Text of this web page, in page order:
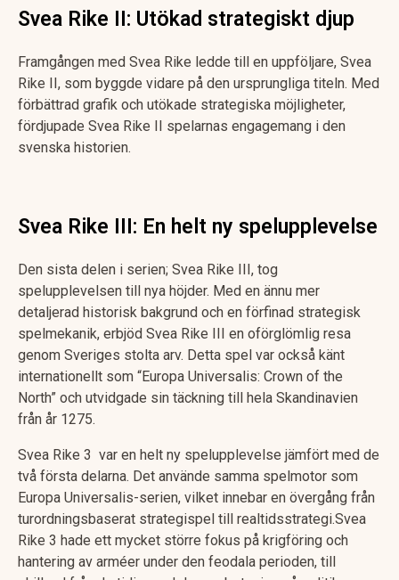
Svea Rike II: Utökad strategiskt djup
Framgången med Svea Rike ledde till en uppföljare, Svea
Rike II, som byggde vidare på den ursprungliga titeln. Med
förbättrad grafik och utökade strategiska möjligheter,
fördjupade Svea Rike II spelarnas engagemang i den
svenska historien​.
Svea Rike III: En helt ny spelupplevelse
Den sista delen i serien; Svea Rike III, tog
spelupplevelsen till nya höjder. Med en ännu mer
detaljerad historisk bakgrund och en förfinad strategisk
spelmekanik, erbjöd Svea Rike III en oförglömlig resa
genom Sveriges stolta arv. Detta spel var också känt
internationellt som “Europa Universalis: Crown of the
North” och utvidgade sin täckning till hela Skandinavien
från år 1275.
Svea Rike 3 var en helt ny spelupplevelse jämfört med de
två första delarna. Det använde samma spelmotor som
Europa Universalis-serien, vilket innebar en övergång från
turordningsbaserat strategispel till realtidsstrategi.Svea
Rike 3 hade ett mycket större fokus på krigföring och
hantering av arméer under den feodala perioden, till